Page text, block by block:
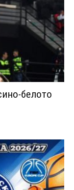
белото